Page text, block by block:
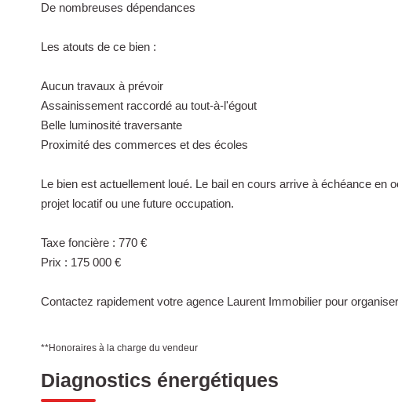
De nombreuses dépendances
Les atouts de ce bien :
Aucun travaux à prévoir
Assainissement raccordé au tout-à-l'égout
Belle luminosité traversante
Proximité des commerces et des écoles
Le bien est actuellement loué. Le bail en cours arrive à échéance en
projet locatif ou une future occupation.
Taxe foncière : 770 €
Prix : 175 000 €
Contactez rapidement votre agence Laurent Immobilier pour
**Honoraires à la charge du vendeur
Diagnostics énergétiques